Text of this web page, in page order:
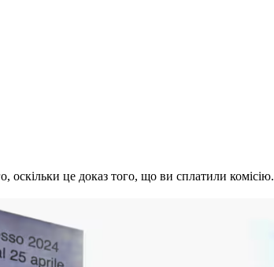
оскільки це доказ того, що ви сплатили комісію.